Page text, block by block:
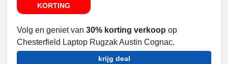
KORTING
Volg en geniet van 30% korting verkoop op
Chesterfield Laptop Rugzak Austin Cognac.
krijg deal